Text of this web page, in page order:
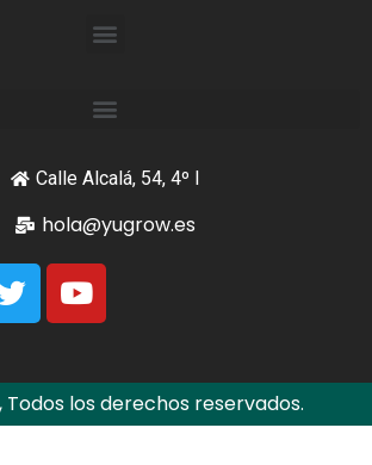
Calle Alcalá, 54, 4º I
hola@yugrow.es
Todos los derechos reservados.